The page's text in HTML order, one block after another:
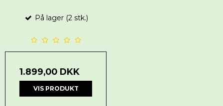
På lager (2 stk.)
1.899,00 DKK
VIS PRODUKT